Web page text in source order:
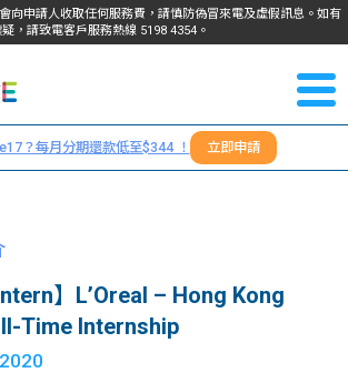
向申請人收取任何服務費，請慎防偽冒來電及虛假訊息。如有
疑，請致電客戶服務熱線 5198 4354。
我們
服務
學生
學生
們
＋
？每月分期還款低至$344 ！ 立即申請
】L’Oreal – Hong Kong
Time Internship